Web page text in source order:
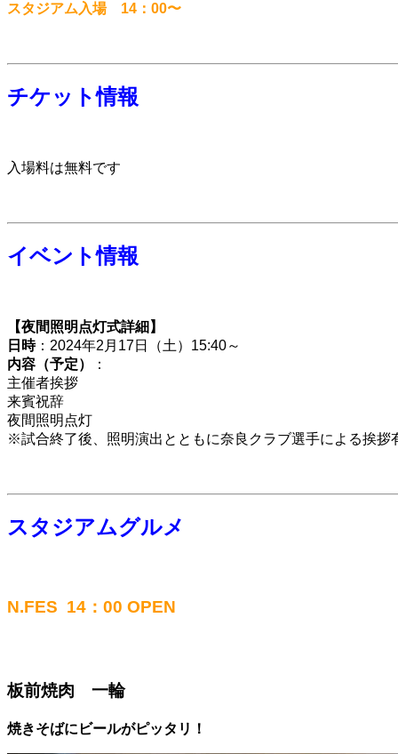
スタジアム入場 14：00〜
チケット情報
入場料は無料です
イベント情報
【夜間照明点灯式詳細】
日時：2024年2月17日（土）15:40～
内容（予定）
：
主催者挨拶
来賓祝辞
夜間照明点灯
※試合終了後、照明演出とともに奈良クラブ選手による挨拶
スタジアムグルメ
N.FES 14：00 OPEN
板前焼肉 一輪
焼きそばにビールがピッタリ！